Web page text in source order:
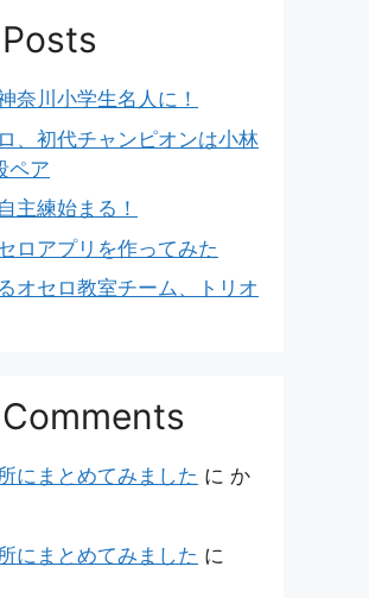
奈川小学生名人に！
、初代チャンピオンは小林
ペア
主練始まる！
ロアプリを作ってみた
オセロ教室チーム、トリオ
にまとめてみました に か
にまとめてみました に